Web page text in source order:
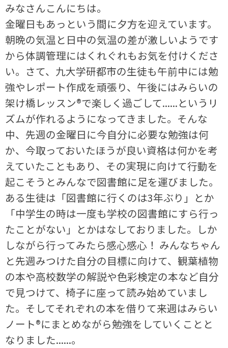
みなさんこんにちは。
金曜日もあっという間に夕方を迎えています。
朝晩の気温と日中の気温の差が激しいようです
から体調管理にはくれぐれもお気を付けくださ
い。さて、九大学研都市の生徒も午前中には勉
強やレポート作成を頑張り、午後にはみらいの
架け橋レッスン®で楽しく過ごして......というリ
ズムが作れるようになってきました。そんな
中、先週の金曜日に今自分に必要な勉強は何
か、今取っておいたほうが良い資格は何かを考
えていたこともあり、その実現に向けて行動を
起こそうとみんなで図書館に足を運びました。
ある生徒は「図書館に行くのは3年ぶり」とか
「中学生の時は一度も学校の図書館にすら行っ
たことがない」とかはなしておりました。しか
しながら行ってみたら感心感心！ みんなちゃん
と先週みつけた自分の目標に向けて、観葉植物
の本や高校数学の解説や色彩検定の本など自分
で見つけて、椅子に座って読み始めていまし
た。そしてそれぞれの本を借りて来週はみらい
ノート®にまとめながら勉強をしていくことと
なりました......。